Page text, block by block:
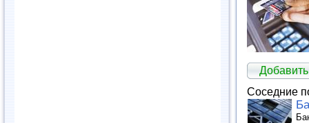
Соседние